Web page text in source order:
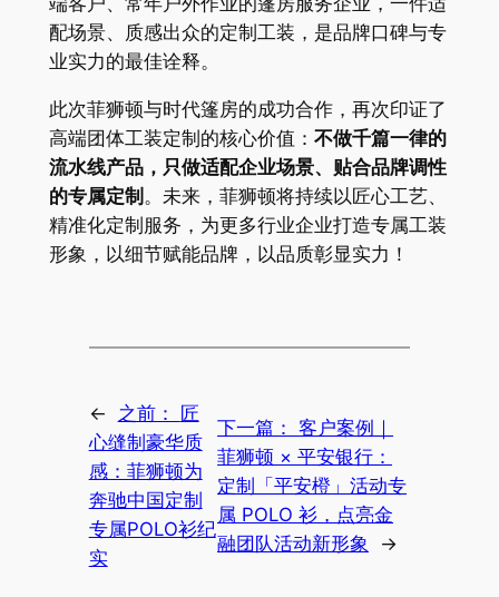
配场景、质感出众的定制工装，是品牌口碑与专
业实力的最佳诠释。
此次菲狮顿与时代篷房的成功合作，再次印证了
高端团体工装定制的核心价值： 不做千篇一律的
流水线产品，只做适配企业场景、贴合品牌调性
的专属定制 。未来，菲狮顿将持续以匠心工艺、
精准化定制服务，为更多行业企业打造专属工装
形象，以细节赋能品牌，以品质彰显实力！
← 之前： 匠
心缝制豪华质
感：菲狮顿为
奔驰中国定制
专属POLO衫纪
实
下一篇：
客户案例｜
菲狮顿 × 平安银行：
定制「平安橙」活动专
属 POLO 衫，点亮金
融团队活动新形象
→